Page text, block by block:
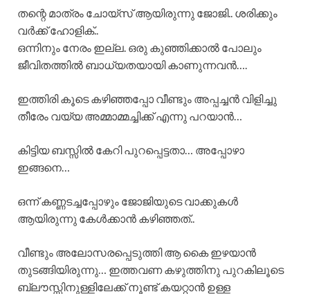
തന്റെ മാത്രം ചോയ്സ് ആയിരുന്നു ജോജി.. ശരിക്കും
വർക്ക് ഹോളിക്..
ഒന്നിനും നേരം ഇല്ല. ഒരു കുഞ്ഞിക്കാൽ പോലും
ജീവിതത്തിൽ ബാധ്യതയായി കാണുന്നവൻ….
ഇത്തിരി കൂടെ കഴിഞ്ഞപ്പോ വീണ്ടും അപ്പച്ചൻ വിളിച്ചു
തീരേം വയ്യ അമ്മാമ്മച്ചിക്ക് എന്നു പറയാൻ…
കിട്ടിയ ബസ്സിൽ കേറി പുറപ്പെട്ടതാ… അപ്പോഴാ
ഇങ്ങനെ…
ഒന്ന് കണ്ണടച്ചപ്പോഴും ജോജിയുടെ വാക്കുകൾ
ആയിരുന്നു കേൾക്കാൻ കഴിഞ്ഞത്..
വീണ്ടും അലോസരപ്പെടുത്തി ആ കൈ ഇഴയാൻ
തുടങ്ങിയിരുന്നു… ഇത്തവണ കഴുത്തിനു പുറകിലൂടെ
ബ്ലൗസ്സിനുള്ളിലേക്ക് നൂണ്ട് കയറ്റാൻ ഉള്ള